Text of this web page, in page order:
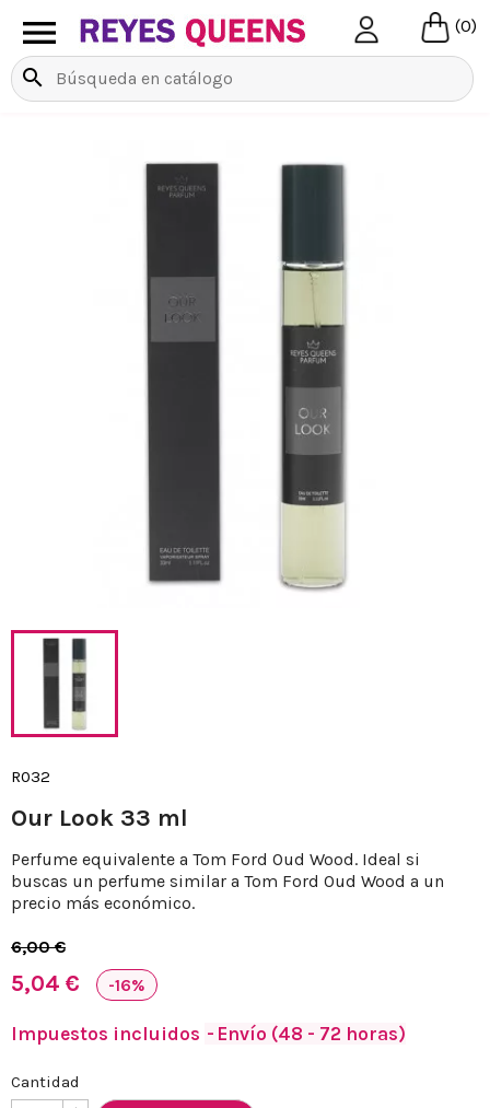
 (0)
search
R032
Our Look 33 ml
Perfume equivalente a Tom Ford Oud Wood. Ideal si
buscas un perfume similar a Tom Ford Oud Wood a un
precio más económico.
6,00 €
5,04 € -16%
Impuestos incluidos Envío (48 - 72 horas)
Cantidad